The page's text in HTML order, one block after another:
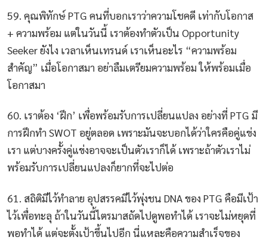
59. คุณพิทักษ์ PTG คนที่บอกเราว่าความโชคดี เท่ากับโอกาส
+ ความพร้อม แต่ในวันนี้ เราต้องทำตัวเป็น Opportunity
Seeker ยังไง เวลาเห็นเทรนด์ เราเห็นอะไร “ความพร้อม
สำคัญ” เมื่อโอกาสมา อย่าลืมเตรียมความพร้อม ให้พร้อมเมื่อ
โอกาสมา
60. เราต้อง ‘ฝึก’ เพื่อพร้อมรับการเปลี่ยนแปลง อย่างที่ PTG มี
การฝึกทำ SWOT อยู่ตลอด เพราะมันจะบอกได้ว่าใครคือคู่แข่ง
เรา แต่บางครั้งคู่แข่งอาจจะเป็นตัวเราก็ได้ เพราะถ้าตัวเราไม่
พร้อมรับการเปลี่ยนแปลงก็ยากที่จะไปต่อ
61. สถิติมีไว้ทำลาย อุปสรรคมีไว้พุ่งชน DNA ของ PTG คือมีเป้า
ไว้เพื่อทะลุ ถ้าในวันนี้ไตรมาสถัดไปดูพอทำได้ เราจะไม่หยุดที่
พอทำได้ แต่จะตั้งเป้าขึ้นไปอีก นี่แหละคือความสำเร็จของ